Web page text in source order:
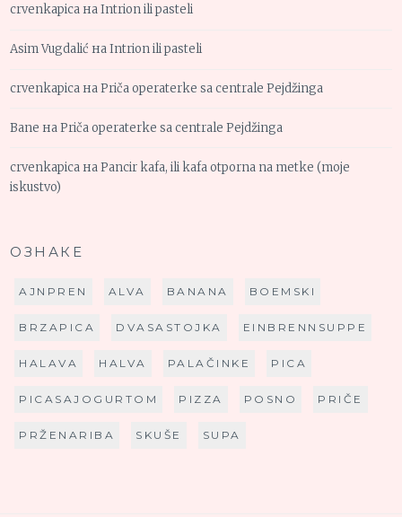
crvenkapica наIntrion ili pasteli
Asim Vugdalić наIntrion ili pasteli
crvenkapica наPriča operaterke sa centrale Pejdžinga
Bane наPriča operaterke sa centrale Pejdžinga
crvenkapica наPancir kafa, ili kafa otporna na metke (moje
iskustvo)
ОЗНАКЕ
AJNPREN ALVA BANANA BOEMSKI
BRZAPICA DVASASTOJKA EINBRENNSUPPE
HALAVA HALVA PALAČINKE PICA
PICASAJOGURTOM PIZZA POSNO PRIČE
PRŽENARIBA SKUŠE SUPA